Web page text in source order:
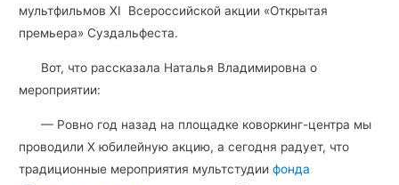
мультфильмов ХI Всероссийской акции «Открытая
премьера» Суздальфеста.
Вот, что рассказала Наталья Владимировна о
мероприятии:
— Ровно год назад на площадке коворкинг-центра мы
проводили Х юбилейную акцию, а сегодня радует, что
традиционные мероприятия мультстудиифонда